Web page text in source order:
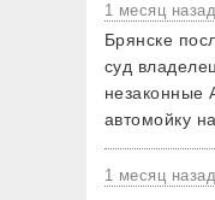
1 месяц назад
Брянске
суд
незаконные
автомойку
1 месяц назад